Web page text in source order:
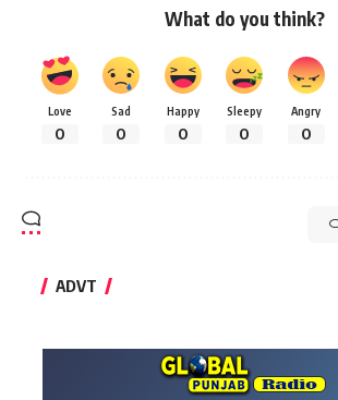
What do you think?
Love
0
Sad
0
Happy
0
Sleepy
0
Angry
0
ADVT